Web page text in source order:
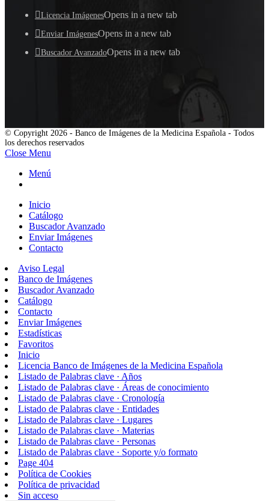
Licencia ImágenesOpens in a new tab
Enviar ImágenesOpens in a new tab
Buscador AvanzadoOpens in a new tab
© Copyright 2026 - Banco de Imágenes de la Medicina Española - Todos
los derechos reservados
Close Menu
Menú
Inicio
Catálogo
Buscador Avanzado
Enviar Imágenes
Contacto
Aviso Legal
Banco de Imágenes
Buscador Avanzado
Catálogo
Contacto
Enviar Imágenes
Estadísticas
Favoritos
Inicio
Licencia Banco de Imágenes de la Medicina Española
Listado de Palabras clave · Años
Listado de Palabras clave · Áreas de conocimiento
Listado de Palabras clave · Cronología
Listado de Palabras clave · Entidades
Listado de Palabras clave · Lugares
Listado de Palabras clave · Materias
Listado de Palabras clave · Personas
Listado de Palabras clave · Soporte y/o formato
Page 404
Política de Cookies
Política de privacidad
Sin acceso